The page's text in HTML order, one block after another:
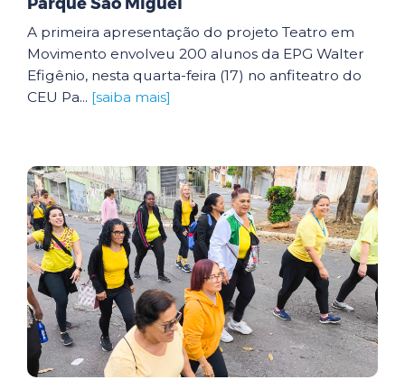
A primeira apresentação do projeto Teatro em
Movimento envolveu 200 alunos da EPG Walter
Efigênio, nesta quarta-feira (17) no anfiteatro do
CEU Pa... [saiba mais]